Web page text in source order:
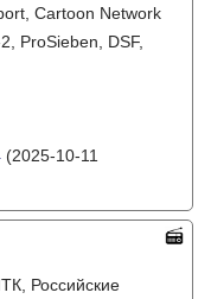
Cartoon Network
ProSieben, DSF,
(2025-10-11
Российские